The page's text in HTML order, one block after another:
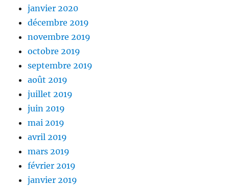
janvier 2020
décembre 2019
novembre 2019
octobre 2019
septembre 2019
août 2019
juillet 2019
juin 2019
mai 2019
avril 2019
mars 2019
février 2019
janvier 2019